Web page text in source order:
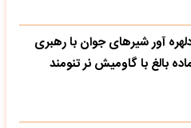
آور شیرهای جوان با رهبری
بالغ با گاومیش نر تنومند